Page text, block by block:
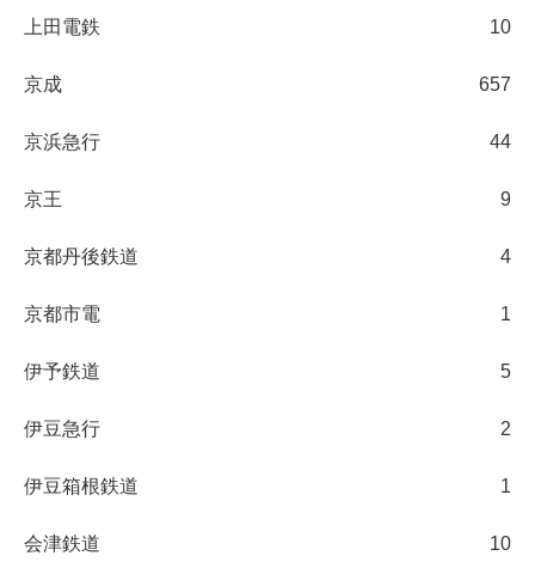
上田電鉄 10
京成 657
京浜急行 44
京王 9
京都丹後鉄道 4
京都市電 1
伊予鉄道 5
伊豆急行 2
伊豆箱根鉄道 1
会津鉄道 10